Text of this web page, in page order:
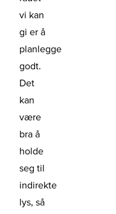
vi kan
gi er å
planlegge
godt.
Det
kan
være
bra å
holde
seg til
indirekte
lys, så